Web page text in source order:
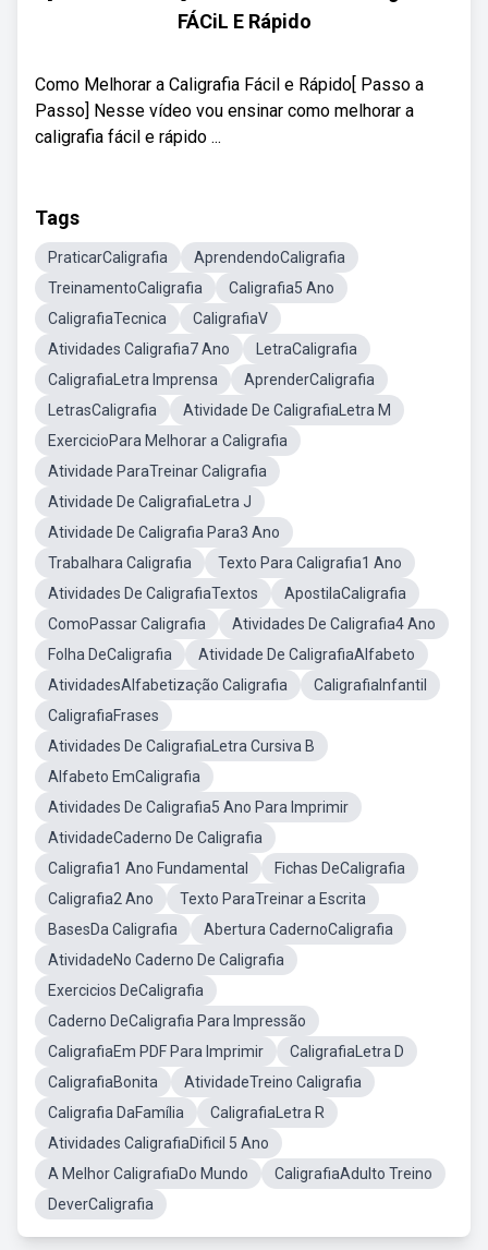
FÁCiL E Rápido
Como Melhorar a Caligrafia Fácil e Rápido[ Passo a
Passo] Nesse vídeo vou ensinar como melhorar a
caligrafia fácil e rápido ...
Tags
PraticarCaligrafia
AprendendoCaligrafia
TreinamentoCaligrafia
Caligrafia5 Ano
CaligrafiaTecnica
CaligrafiaV
Atividades Caligrafia7 Ano
LetraCaligrafia
CaligrafiaLetra Imprensa
AprenderCaligrafia
LetrasCaligrafia
Atividade De CaligrafiaLetra M
ExercicioPara Melhorar a Caligrafia
Atividade ParaTreinar Caligrafia
Atividade De CaligrafiaLetra J
Atividade De Caligrafia Para3 Ano
Trabalhara Caligrafia
Texto Para Caligrafia1 Ano
Atividades De CaligrafiaTextos
ApostilaCaligrafia
ComoPassar Caligrafia
Atividades De Caligrafia4 Ano
Folha DeCaligrafia
Atividade De CaligrafiaAlfabeto
AtividadesAlfabetização Caligrafia
CaligrafiaInfantil
CaligrafiaFrases
Atividades De CaligrafiaLetra Cursiva B
Alfabeto EmCaligrafia
Atividades De Caligrafia5 Ano Para Imprimir
AtividadeCaderno De Caligrafia
Caligrafia1 Ano Fundamental
Fichas DeCaligrafia
Caligrafia2 Ano
Texto ParaTreinar a Escrita
BasesDa Caligrafia
Abertura CadernoCaligrafia
AtividadeNo Caderno De Caligrafia
Exercicios DeCaligrafia
Caderno DeCaligrafia Para Impressão
CaligrafiaEm PDF Para Imprimir
CaligrafiaLetra D
CaligrafiaBonita
AtividadeTreino Caligrafia
Caligrafia DaFamília
CaligrafiaLetra R
Atividades CaligrafiaDificil 5 Ano
A Melhor CaligrafiaDo Mundo
CaligrafiaAdulto Treino
DeverCaligrafia